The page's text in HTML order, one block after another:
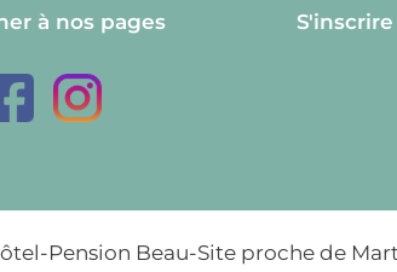
à nos pages
Pension Beau-Site proche de